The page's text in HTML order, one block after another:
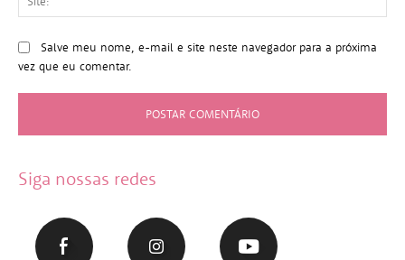
Salve meu nome, e-mail e site neste navegador para a próxima
vez que eu comentar.
Siga nossas redes